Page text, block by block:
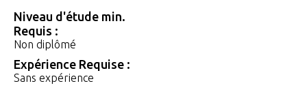
Niveau d'étude min.
Requis :
Non diplômé
Expérience Requise :
Sans expérience